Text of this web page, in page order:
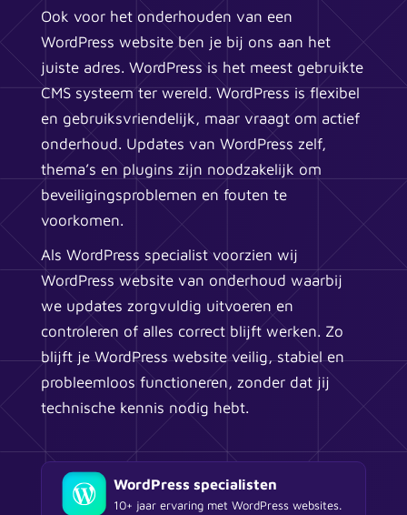
Ook voor het onderhouden van een
WordPress website ben je bij ons aan het
juiste adres. WordPress is het meest gebruikte
CMS systeem ter wereld. WordPress is flexibel
en gebruiksvriendelijk, maar vraagt om actief
onderhoud. Updates van WordPress zelf,
thema’s en plugins zijn noodzakelijk om
beveiligingsproblemen en fouten te
voorkomen.
Als WordPress specialist voorzien wij
WordPress website van onderhoud waarbij
we updates zorgvuldig uitvoeren en
controleren of alles correct blijft werken. Zo
blijft je WordPress website veilig, stabiel en
probleemloos functioneren, zonder dat jij
technische kennis nodig hebt.
WordPress specialisten
10+ jaar ervaring met WordPress websites.